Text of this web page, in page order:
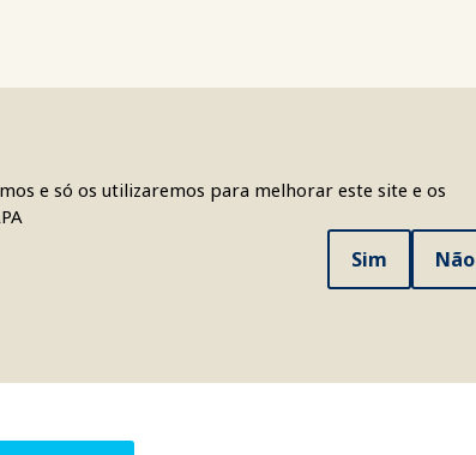
e só os utilizaremos para melhorar este site e os
Sim Não